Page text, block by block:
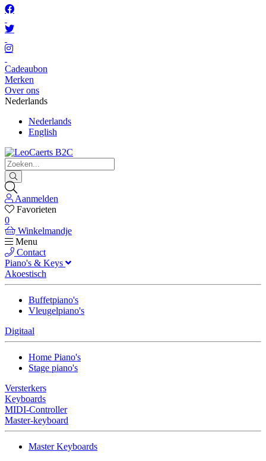
Cadeaubon
Merken
Over ons
Nederlands
Nederlands
English
Aanmelden
Favorieten
0
Winkelmandje
Menu
Contact
Piano's & Keys
Akoestisch
Buffetpiano's
Vleugelpiano's
Digitaal
Home Piano's
Stage piano's
Versterkers
Keyboards
MIDI-Controller
Master-keyboard
Master Keyboards